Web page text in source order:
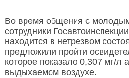
Во время общения с
сотрудники
находится в нетрезвом
предложили пройти
которое показало 0,307 мг/л
выдыхаемом воздухе.